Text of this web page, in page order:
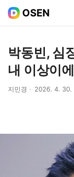
OSEN
박동빈, 심
내 이상이
지민경 2026. 4. 30.